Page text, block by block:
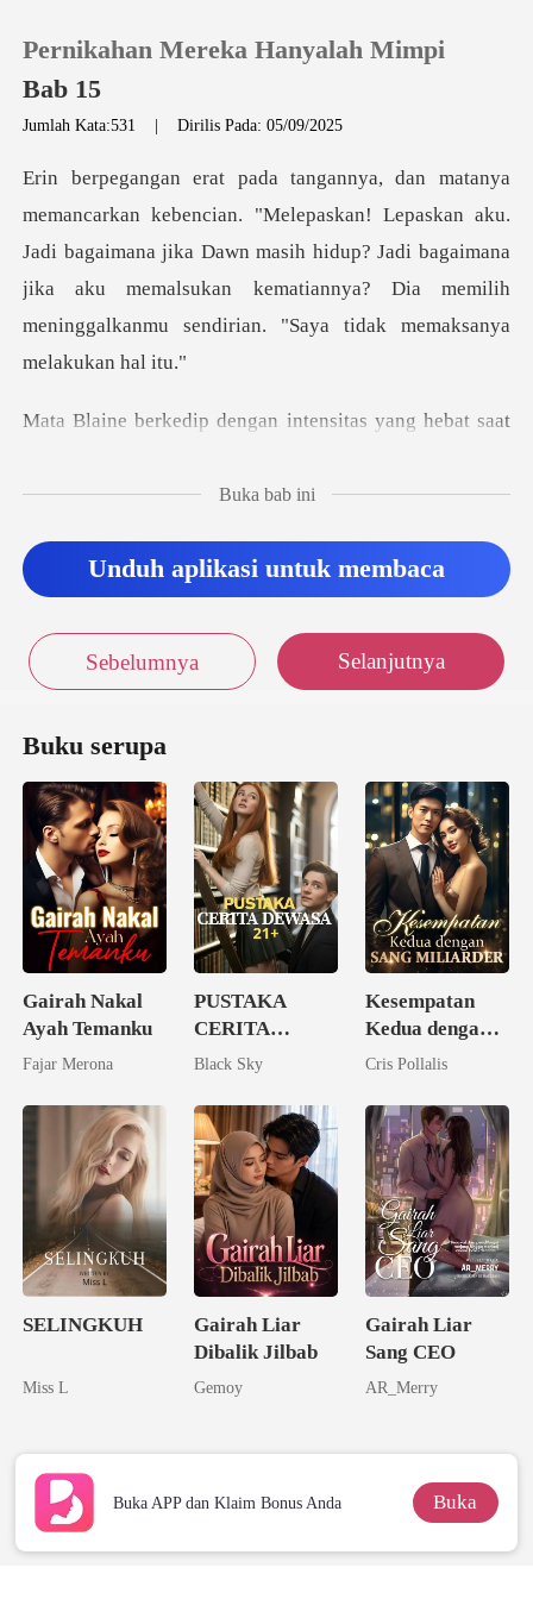
0
Pengisian Ulang
Pernikahan Mereka Hanyalah Mimpi
Bab 15
Jumlah Kata:531 |Dirilis Pada: 05/09/2025
paskan aku.
Jadi bagaimana jika Dawn masih hidup? Jadi bagaimana
jika aku memalsukan kem
n intensitas yang hebat sa
Buka bab ini
Unduh aplikasi untuk membaca
Sebelumnya Selanjutnya
Buku serupa
Gairah Nakal
Ayah Temanku
Fajar Merona
PUSTAKA
CERITA
DEWASA 21+
Black Sky
Kesempatan
Kedua dengan
Sang Miliarder
Cris Pollalis
SELINGKUH
Miss L
Gairah Liar
Dibalik Jilbab
Gemoy
Gairah Liar
Sang CEO
AR_Merry
Buka APP dan Klaim Bonus Anda Buka